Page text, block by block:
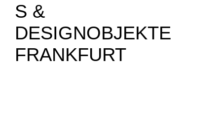
S &
DESIGNOBJEKTE
FRANKFURT